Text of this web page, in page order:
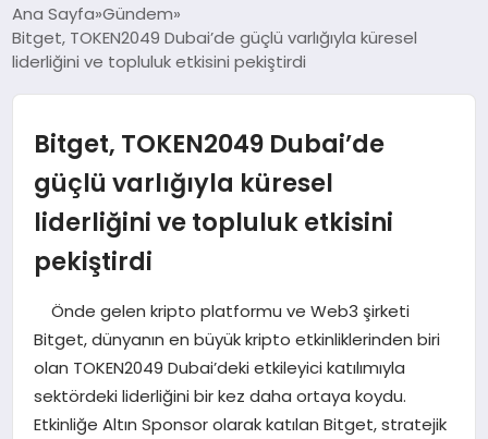
DÜNYA
EKONOMI
MAGAZIN
SAĞLIK
SIYASET
SPOR
Ana Sayfa Gündem
Bitget, TOKEN2049 Dubai’de güçlü varlığıyla küresel
liderliğini ve topluluk etkisini pekiştirdi
Bitget, TOKEN2049 Dubai’de
güçlü varlığıyla küresel
liderliğini ve topluluk etkisini
pekiştirdi
Önde gelen kripto platformu ve Web3 şirketi
Bitget, dünyanın en büyük kripto etkinliklerinden biri
olan TOKEN2049 Dubai’deki etkileyici katılımıyla
sektördeki liderliğini bir kez daha ortaya koydu.
Etkinliğe Altın Sponsor olarak katılan Bitget, stratejik